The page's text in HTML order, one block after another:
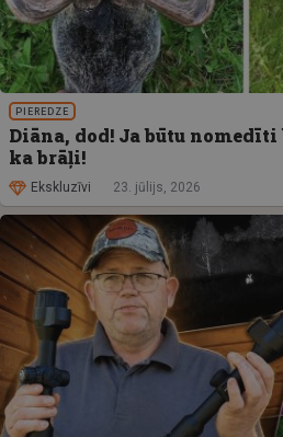
PIEREDZE
Diāna, dod! Ja būtu
ka brāļi!
Ekskluzīvi 23. jūlijs, 2026